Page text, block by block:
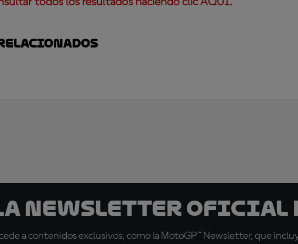
la Newsletter oficial
a contenidos exclusivos, como la MotoGP™ Newsletter, que